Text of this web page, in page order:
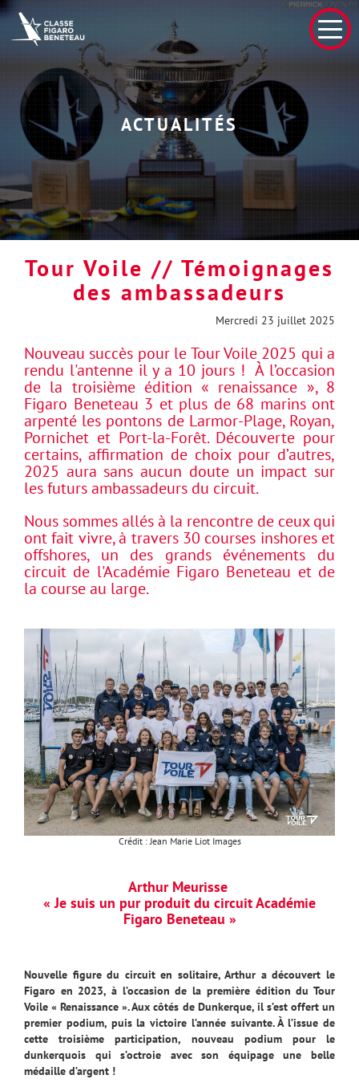
ACTUALITÉS
Tour Voile // Témoignages
des ambassadeurs
Mercredi 23 juillet 2025
Nouveau succès pour le Tour Voile 2025 qui a
rendu l'antenne il y a 10 jours ! À l’occasion
de la troisième édition « renaissance », 8
Figaro Beneteau 3 et plus de 68 marins ont
arpenté les pontons de Larmor-Plage, Royan,
Pornichet et Port-la-Forêt. Découverte pour
certains, affirmation de choix pour d’autres,
2025 aura sans aucun doute un impact sur
les futurs ambassadeurs du circuit.
Nous sommes allés à la rencontre de ceux qui
ont fait vivre, à travers 30 courses inshores et
offshores, un des grands événements du
circuit de l'Académie Figaro Beneteau et de
la course au large.
Crédit : Jean Marie Liot Images
Arthur Meurisse
« Je suis un pur produit du circuit Académie
Figaro Beneteau »
Nouvelle figure du circuit en solitaire, Arthur a découvert le
Figaro en 2023, à l’occasion de la première édition du Tour
Voile « Renaissance ». Aux côtés de Dunkerque, il s’est offert un
premier podium, puis la victoire l’année suivante. À l’issue de
cette troisième participation, nouveau podium pour le
dunkerquois qui s’octroie avec son équipage une belle
médaille d’argent !